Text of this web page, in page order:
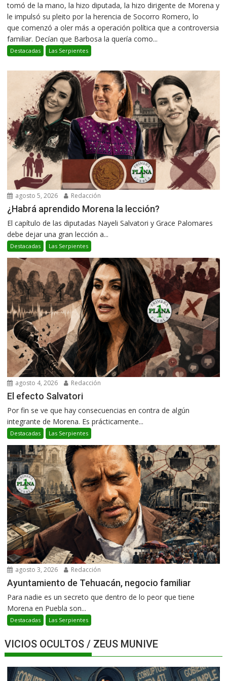
tomó de la mano, la hizo diputada, la hizo dirigente de Morena y
le impulsó su pleito por la herencia de Socorro Romero, lo
que comenzó a oler más a operación política que a controversia
familiar. Decían que Barbosa la quería como...
Destacadas Las Serpientes
agosto 5, 2026 Redacción
¿Habrá aprendido Morena la lección?
El capítulo de las diputadas Nayeli Salvatori y Grace Palomares
debe dejar una gran lección a...
Destacadas Las Serpientes
agosto 4, 2026 Redacción
El efecto Salvatori
Por fin se ve que hay consecuencias en contra de algún
integrante de Morena. Es prácticamente...
Destacadas Las Serpientes
agosto 3, 2026 Redacción
Ayuntamiento de Tehuacán, negocio familiar
Para nadie es un secreto que dentro de lo peor que tiene
Morena en Puebla son...
Destacadas Las Serpientes
VICIOS OCULTOS / ZEUS MUNIVE